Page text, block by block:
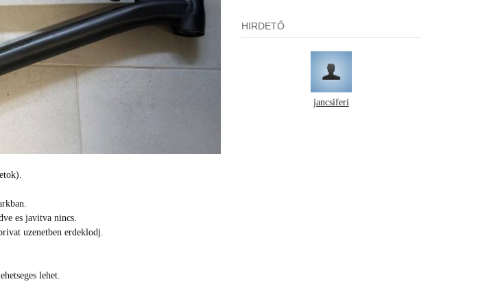
es javitva nincs.
uzenetben erdeklodj.
lehet.
HIRDETŐ
jancsiferi